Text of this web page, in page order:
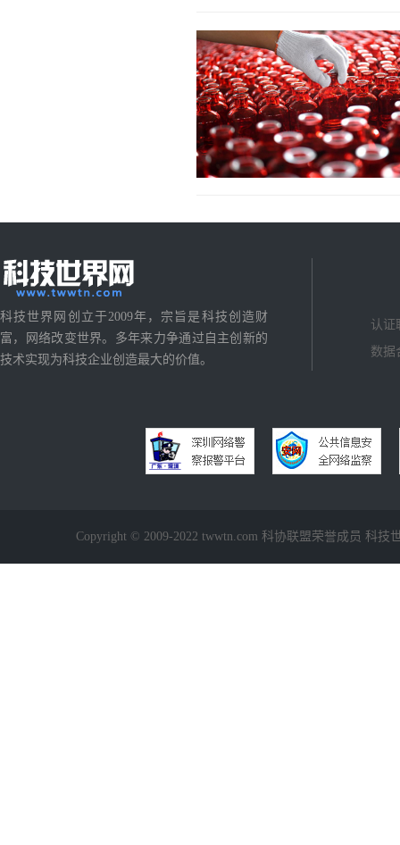
科技世界网创立于2009年，宗旨是科技创造财
富，网络改变世界。多年来力争通过自主创新的
技术实现为科技企业创造最大的价值。
认证
数据
Copyright © 2009-2022 twwtn.com 科协联盟荣誉成员 科